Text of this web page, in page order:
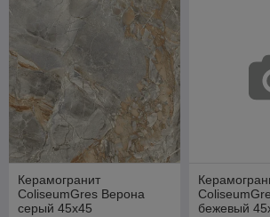
Керамогранит
ColiseumGres Верона
серый 45х45
бежевый